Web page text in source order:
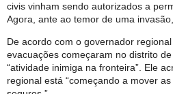
civis vinham sendo autorizados a
Agora, ante ao temor de uma
De acordo com o governador
evacuações começaram no distrito
“atividade inimiga na fronteira”. Ele
regional está “começando a mover